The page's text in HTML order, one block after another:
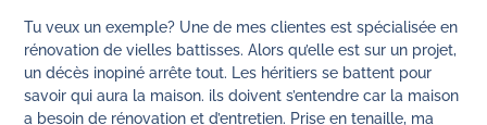
Tu veux un exemple? Une de mes clientes est spécialisée en
rénovation de vielles battisses. Alors qu’elle est sur un projet,
un décès inopiné arrête tout. Les héritiers se battent pour
savoir qui aura la maison. ils doivent s’entendre car la maison
a besoin de rénovation et d’entretien. Prise en tenaille, ma